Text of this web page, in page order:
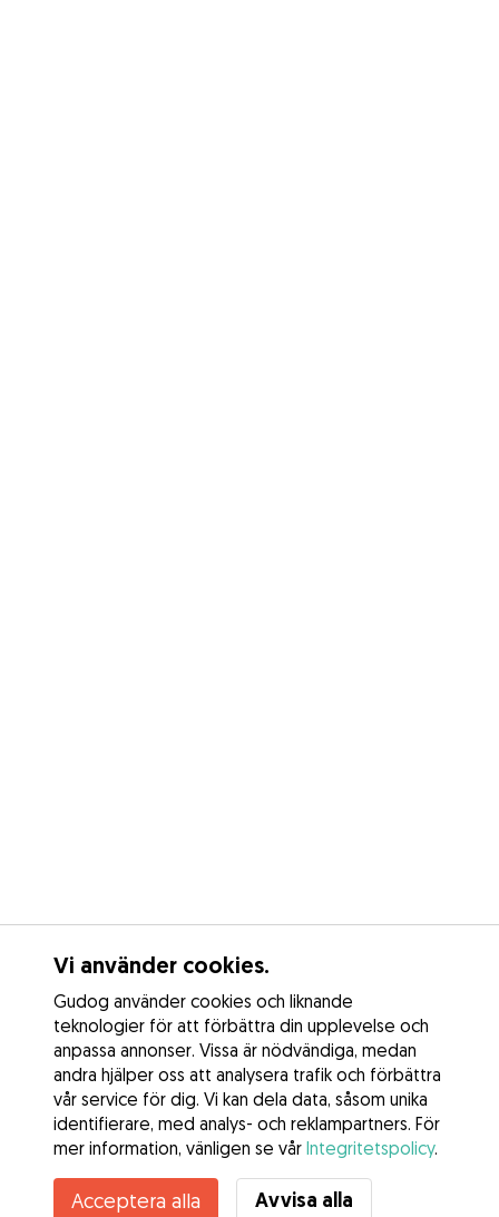
Vi använder cookies.
Gudog använder cookies och liknande
teknologier för att förbättra din upplevelse och
anpassa annonser. Vissa är nödvändiga, medan
andra hjälper oss att analysera trafik och förbättra
vår service för dig. Vi kan dela data, såsom unika
identifierare, med analys- och reklampartners. För
mer information, vänligen se vår Integritetspolicy.
Acceptera alla Avvisa alla